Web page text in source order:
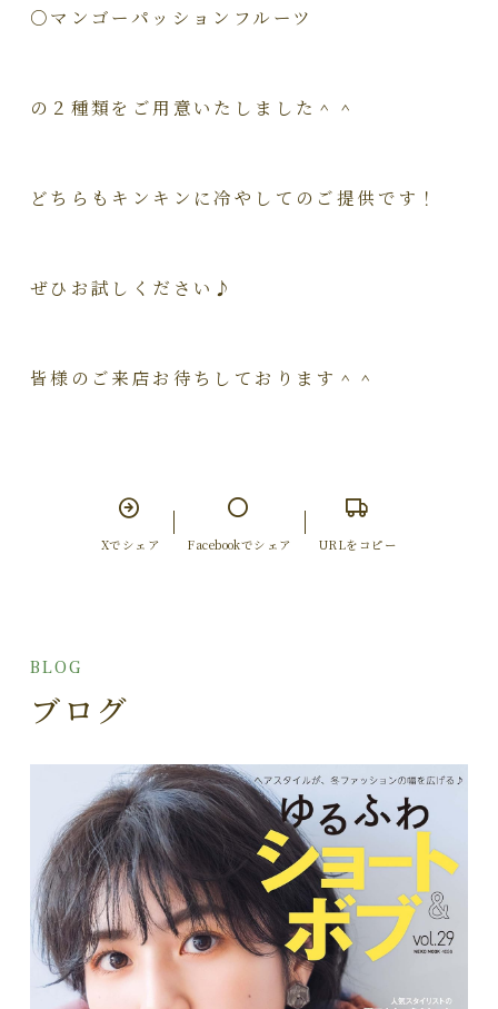
○マンゴーパッションフルーツ
の２種類をご用意いたしました＾＾
どちらもキンキンに冷やしてのご提供です！
ぜひお試しください♪
皆様のご来店お待ちしております＾＾
Xでシェア Facebookでシェア URLをコピー
BLOG
ブログ